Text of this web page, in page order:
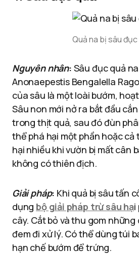
Quả na bị sâu đục
Nguyên nhân: Sâu đục quả
Anonaepestis Bengalella
của sâu là một loài bướm,
Sâu non mới nở ra bắt đầu
trong thịt quả, sau đó đùn
thể phá hại một phần hoặc
hại nhiều khi vườn bị mất cân
không có thiên địch.
Giải pháp: Khi quả bị sâu tấn
dụng bộ giải pháp trừ sâu hại
cây. Cắt bỏ và thu gom những
đem đi xử lý. Có thể dùng túi
hạn chế bướm để trứng.